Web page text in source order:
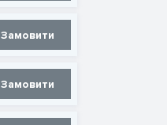
Замовити
Замовити